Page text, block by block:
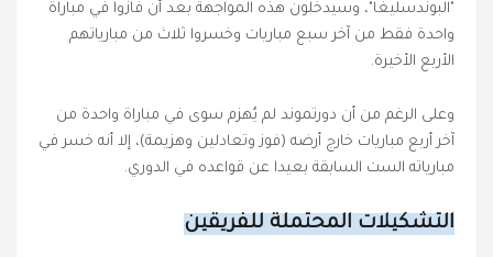
"البوندسليغا"، وسيدخلون هذه المواجهة بعد أن فازوا في مباراة
واحدة فقط من آخر سبع مباريات وخسروا ثلاث من مبارياتهم
الأربع الأخيرة.
وعلى الرغم من أن دورتموند لم يُهزم سوى في مباراة واحدة من
آخر أربع مباريات خارج أرضه (فوز وتعادلين وهزيمة)، إلا أنه خسر في
مبارياته الست السابقة بعيدا عن قواعده في الدوري.
التشكيلات المحتملة للفريقين